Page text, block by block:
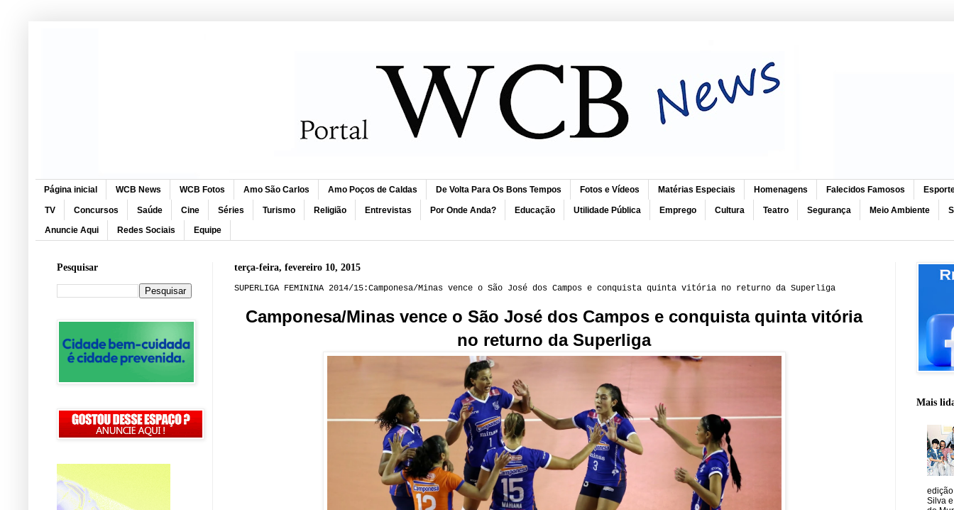
Página inicial WCB News WCB Fotos Amo São Carlos Amo Poços de Caldas De Volta Para Os Bons Tempos Fotos e Vídeos Matérias Especiais Homenagens Falecidos Famosos
TV Concursos Saúde Cine Séries Turismo Religião Entrevistas Por Onde Anda? Educação Utilidade Pública Emprego Cultura Teatro Segurança Meio Ambiente
Anuncie Aqui Redes Sociais Equipe
terça-feira, fevereiro 10, 2015
SUPERLIGA FEMININA 2014/15:Camponesa/Minas vence o São José dos Campos e conquista quinta vitória no returno da Superliga
Camponesa/Minas vence o São José dos Campos e conquista quinta vitória
no returno da Superliga
Pesquisar
Mais
Silva